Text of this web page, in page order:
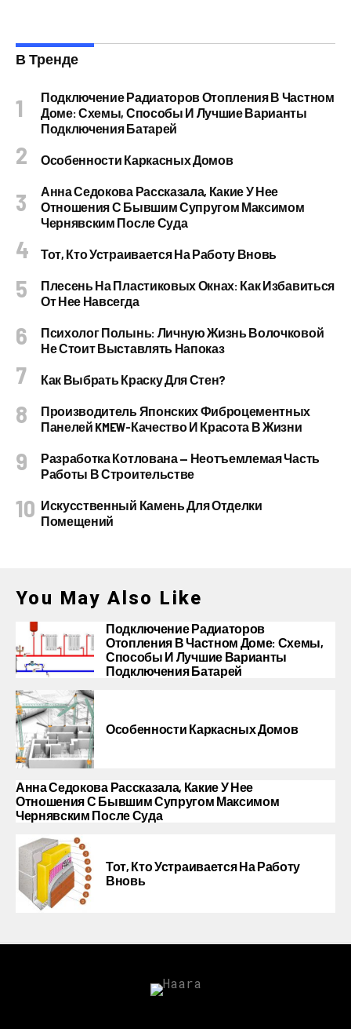
В Тренде
Подключение Радиаторов Отопления В Частном
Доме: Схемы, Способы И Лучшие Варианты
Подключения Батарей
Особенности Каркасных Домов
Анна Седокова Рассказала, Какие У Нее
Отношения С Бывшим Супругом Максимом
Чернявским После Суда
Тот, Кто Устраивается На Работу Вновь
Плесень На Пластиковых Окнах: Как Избавиться
От Нее Навсегда
Психолог Полынь: Личную Жизнь Волочковой
Не Стоит Выставлять Напоказ
Как Выбрать Краску Для Стен?
Производитель Японских Фиброцементных
Панелей KMEW-Качество И Красота В Жизни
Разработка Котлована — Неотъемлемая Часть
Работы В Строительстве
Искусственный Камень Для Отделки
Помещений
You May Also Like
Подключение Радиаторов
Отопления В Частном Доме: Схемы,
Способы И Лучшие Варианты
Подключения Батарей
Особенности Каркасных Домов
Анна Седокова Рассказала, Какие У Нее
Отношения С Бывшим Супругом Максимом
Чернявским После Суда
Тот, Кто Устраивается На Работу
Вновь